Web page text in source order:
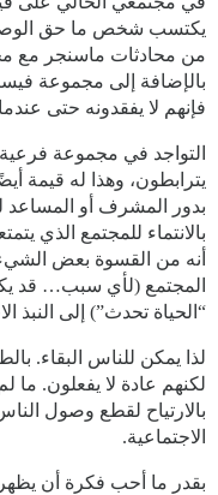
يكتسب شخص ما حق
من محادثات ماسنجر مع
بالإضافة إلى مجموعة
فإنهم لا يفقدونه حتى
التواجد في مجموعة
يترابطون، وهذا له قيمة
بدور المشرف أو المساعد
بالانتماء للمجتمع الذي
أنه من القسوة بعض
المجتمع (لأي سبب… قد
“الحياة تحدث”) إلى النبذ
لذا يمكن للناس البقاء.
لكنهم عادة لا يفعلون. ما
بالارتياح لقطع وصول
الاجتماعية.
بقدر ما أحب فكرة أن يظهر